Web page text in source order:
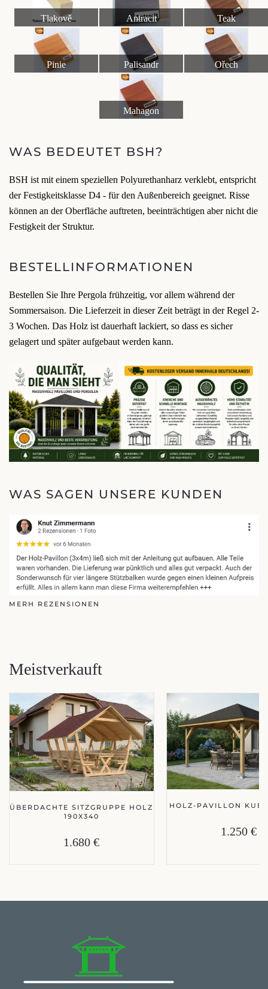
Tlakově
impregnované dřevo
Antracit Teak
Pinie Palisandr Ořech
Mahagon
WAS BEDEUTET BSH?
BSH ist mit einem speziellen Polyurethanharz verklebt, entspricht
der Festigkeitsklasse D4 - für den Außenbereich geeignet. Risse
können an der Oberfläche auftreten, beeinträchtigen aber nicht die
Festigkeit der Struktur.
BESTELLINFORMATIONEN
Bestellen Sie Ihre Pergola frühzeitig, vor allem während der
Sommersaison. Die Lieferzeit in dieser Zeit beträgt in der Regel 2-
3 Wochen. Das Holz ist dauerhaft lackiert, so dass es sicher
gelagert und später aufgebaut werden kann.
WAS SAGEN UNSERE KUNDEN
MERH REZENSIONEN
Meistverkauft
ÜBERDACHTE SITZGRUPPE HOLZ
190X340
1.680 €
HOLZ-PAVILLON
1.250 €